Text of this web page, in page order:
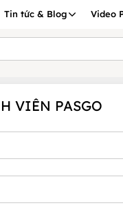
Tin tức & Blog Video
VIÊN PASGO